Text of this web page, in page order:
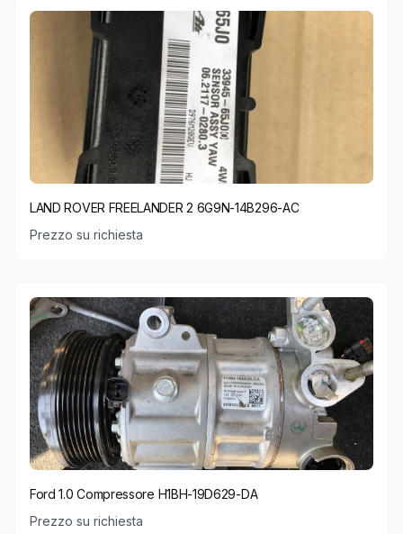
LAND ROVER FREELANDER 2 6G9N-14B296-AC
Prezzo su richiesta
Ford 1.0 Compressore H1BH-19D629-DA
Prezzo su richiesta